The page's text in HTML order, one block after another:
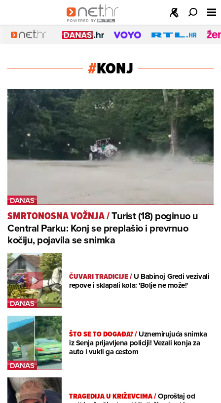
#KONJ
SMRTONOSNA VOŽNJA/Turist (18) poginuo u
Central Parku: Konj se preplašio i prevrnuo
kočiju, pojavila se snimka
ČUVARI TRADICIJE/U Babinoj Gredi vezivali
repove i sklapali kola: 'Bolje ne može!'
ŠTO SE TO DOGAĐA?/Uznemirujuća snimka
iz Senja prijavljena policiji! Vezali konja za
auto i vukli ga cestom
TRAGEDIJA U KRIŽEVCIMA/Oproštaj od